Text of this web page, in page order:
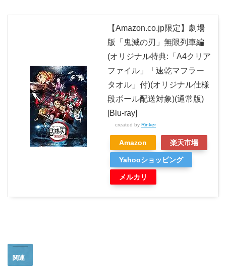
【Amazon.co.jp限定】劇場
版「鬼滅の刃」無限列車編
(オリジナル特典:「A4クリア
ファイル」「速乾マフラー
タオル」付)(オリジナル仕様
段ボール配送対象)(通常版)
[Blu-ray]
created by Rinker
Amazon 楽天市場
Yahooショッピング
メルカリ
関連